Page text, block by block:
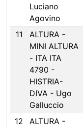
Luciano
Agovino
11
ALTURA -
MINI ALTURA
- ITA ITA
4790 -
HISTRIA-
DIVA - Ugo
Galluccio
12 ALTURA -